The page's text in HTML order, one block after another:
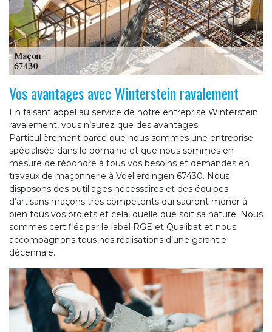
Vos avantages avec Winterstein ravalement
En faisant appel au service de notre entreprise Winterstein
ravalement, vous n’aurez que des avantages.
Particulièrement parce que nous sommes une entreprise
spécialisée dans le domaine et que nous sommes en
mesure de répondre à tous vos besoins et demandes en
travaux de maçonnerie à Voellerdingen 67430. Nous
disposons des outillages nécessaires et des équipes
d’artisans maçons très compétents qui sauront mener à
bien tous vos projets et cela, quelle que soit sa nature. Nous
sommes certifiés par le label RGE et Qualibat et nous
accompagnons tous nos réalisations d’une garantie
décennale.